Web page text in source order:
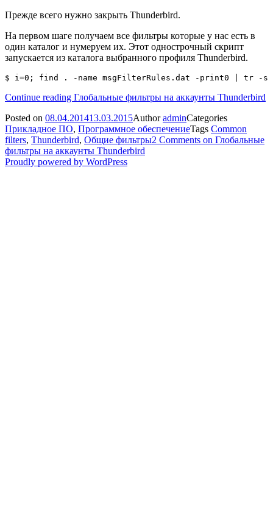
Прежде всего нужно закрыть Thunderbird.
На первом шаге получаем все фильтры которые у нас есть в
один каталог и нумеруем их. Этот однострочный скрипт
запускается из каталога выбранного профиля Thunderbird.
Continue reading Глобальные фильтры на аккаунты Thunderbird
Posted on 08.04.201413.03.2015AuthoradminCategories
Прикладное ПО, Программное обеспечениеTags Common
filters, Thunderbird, Общие фильтры2 Comments on Глобальные
фильтры на аккаунты Thunderbird
Proudly powered by WordPress